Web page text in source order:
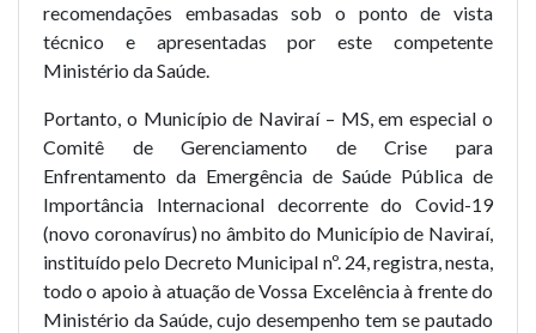
recomendações embasadas sob o ponto de vista
técnico e apresentadas por este competente
Ministério da Saúde.
Portanto, o Município de Naviraí – MS, em especial o
Comitê de Gerenciamento de Crise para
Enfrentamento da Emergência de Saúde Pública de
Importância Internacional decorrente do Covid-19
(novo coronavírus) no âmbito do Município de Naviraí,
instituído pelo Decreto Municipal nº. 24, registra, nesta,
todo o apoio à atuação de Vossa Excelência à frente do
Ministério da Saúde, cujo desempenho tem se pautado